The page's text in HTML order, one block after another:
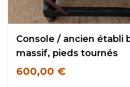
Console / ancien établi
massif, pieds tournés
600,00 €